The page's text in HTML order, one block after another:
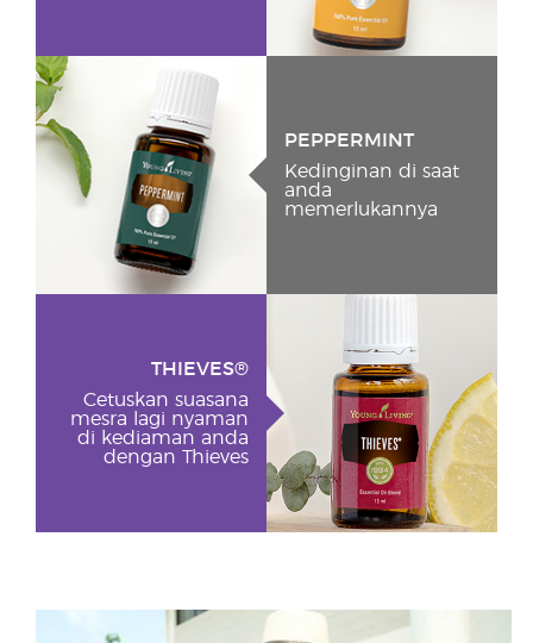
PEPPERMINT
Kedinginan di saat
anda
memerlukannya
THIEVES®
Cetuskan suasana
mesra lagi nyaman
di kediaman anda
dengan Thieves